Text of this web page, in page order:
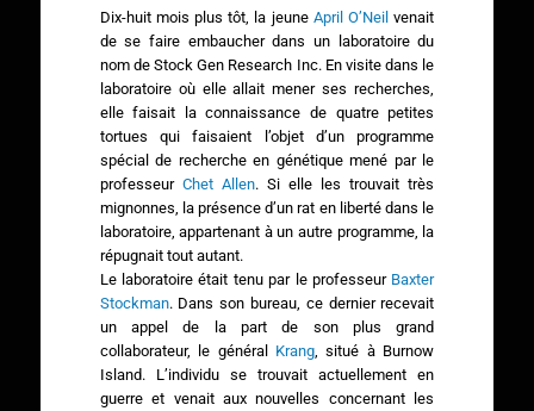
Dix-huit mois plus tôt, la jeune April O’Neil venait
de se faire embaucher dans un laboratoire du
nom de Stock Gen Research Inc. En visite dans le
laboratoire où elle allait mener ses recherches,
elle faisait la connaissance de quatre petites
tortues qui faisaient l’objet d’un programme
spécial de recherche en génétique mené par le
professeur Chet Allen. Si elle les trouvait très
mignonnes, la présence d’un rat en liberté dans le
laboratoire, appartenant à un autre programme, la
répugnait tout autant.
Le laboratoire était tenu par le professeur Baxter
Stockman. Dans son bureau, ce dernier recevait
un appel de la part de son plus grand
collaborateur, le général Krang , situé à Burnow
Island. L’individu se trouvait actuellement en
guerre et venait aux nouvelles concernant les